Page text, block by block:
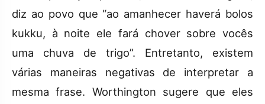
diz ao povo que “ao amanhecer haverá bolos
kukku, à noite ele fará chover sobre vocês
uma chuva de trigo”. Entretanto, existem
várias maneiras negativas de interpretar a
mesma frase. Worthington sugere que eles